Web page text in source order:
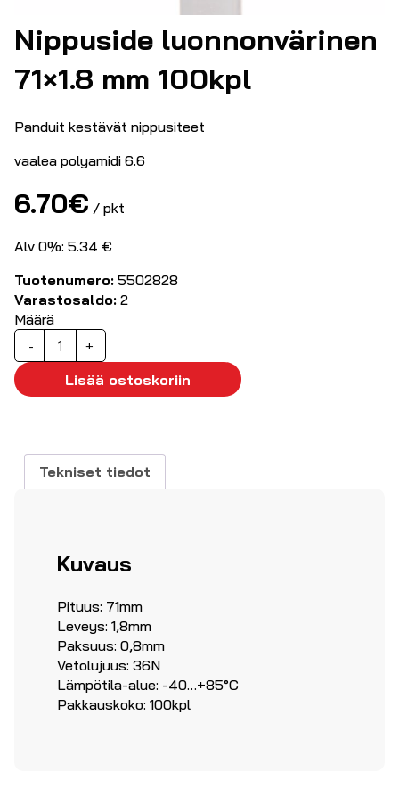
Nippuside luonnonvärinen
71×1.8 mm 100kpl
Panduit kestävät nippusiteet
vaalea polyamidi 6.6
6.70€ / pkt
Alv 0%: 5.34 €
Tuotenumero: 5502828
Varastosaldo: 2
Määrä
-
Nippuside
luonnonvärinen
71x1.8
mm
+
Lisää ostoskoriin
Tekniset tiedot
Kuvaus
Pituus: 71mm
Leveys: 1,8mm
Paksuus: 0,8mm
Vetolujuus: 36N
Lämpötila-alue: -40…+85°C
Pakkauskoko: 100kpl